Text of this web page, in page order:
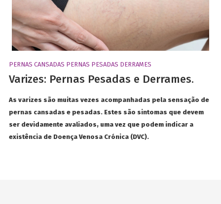
PERNAS CANSADAS PERNAS PESADAS DERRAMES
Varizes: Pernas Pesadas e Derrames.
As varizes são muitas vezes acompanhadas pela sensação de
pernas cansadas e pesadas. Estes são sintomas que devem
ser devidamente avaliados, uma vez que podem indicar a
existência de Doença Venosa Crónica (DVC).